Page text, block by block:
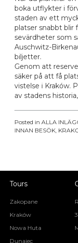
boka utflykter i
staden av ett
platser snabbt blir
sevärdheter som
Auschwitz-
biljetter.
Genom att
säker på att få
vistelse i Kraków.
av stadens
Posted in ALLA
INNAN BESÖK
Tours
Zakopane
Kraków
Nowa Huta
Dunajec